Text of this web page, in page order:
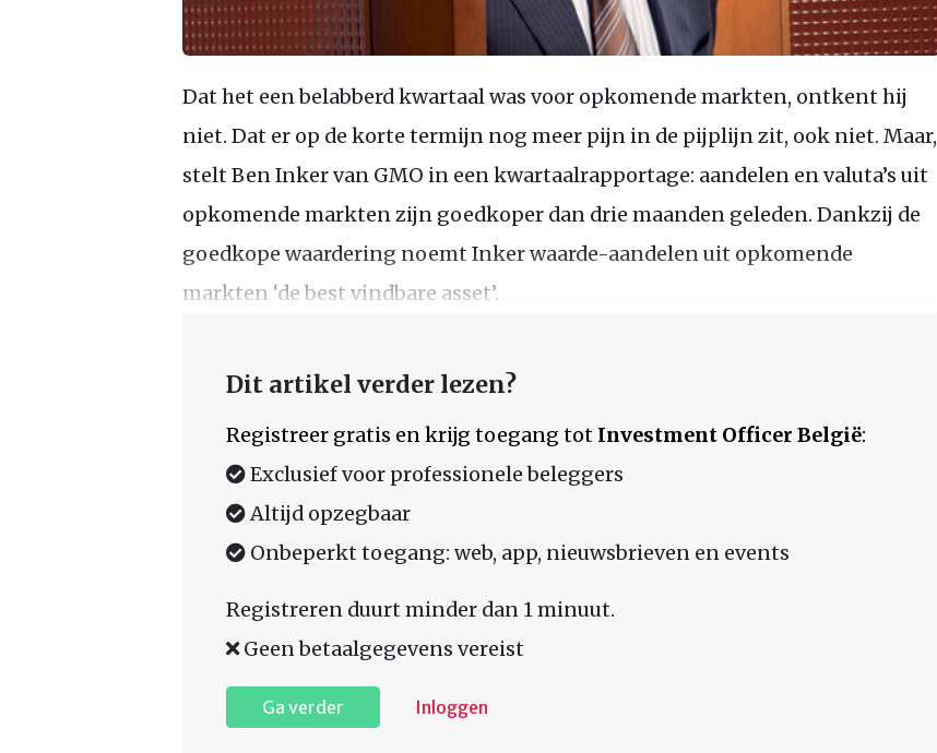
Dat het een belabberd kwartaal was voor opkomende markten, ontkent hij
niet. Dat er op de korte termijn nog meer pijn in de pijplijn zit, ook niet. Maar,
stelt Ben Inker van GMO in een kwartaalrapportage: aandelen en valuta’s uit
opkomende markten zijn goedkoper dan drie maanden geleden. Dankzij de
goedkope waardering noemt Inker waarde-aandelen uit opkomende
markten ‘de best vindbare asset’.
Dit artikel verder lezen?
Registreer gratis en krijg toegang tot Investment Officer België:
Exclusief voor professionele beleggers
Altijd opzegbaar
Onbeperkt toegang: web, app, nieuwsbrieven en events
Registreren duurt minder dan 1 minuut.
Geen betaalgegevens vereist
Ga verder Inloggen